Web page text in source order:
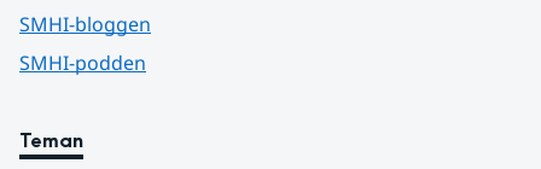
SMHI-bloggen
SMHI-podden
Teman